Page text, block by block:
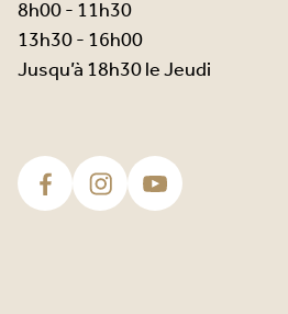
8h00 - 11h30
13h30 - 16h00
Jusqu’à 18h30 le Jeudi